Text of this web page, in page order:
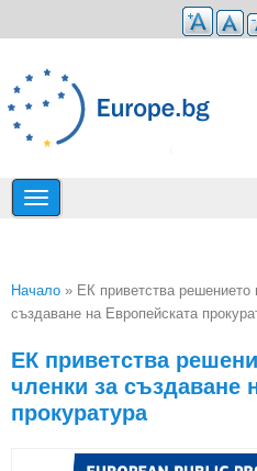
Премини към основното съдържание
Вие сте тук
Начало » ЕК приветства
създаване на Европейската
ЕК приветства
членки за създаване
прокуратура